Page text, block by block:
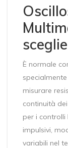
È normale
misurare
continuità
per i controlli
impulsivi,
variabili nel